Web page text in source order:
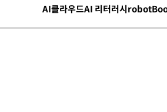
AI클라우드AI 리터러시robot